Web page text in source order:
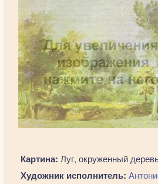
Картина: Луг, окруженный
Художник исполнитель: